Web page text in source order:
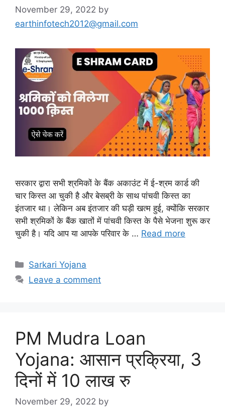
November 29, 2022 by
earthinfotech2012@gmail.com
सरकार द्वारा सभी श्रमिकों के बैंक अकाउंट में ई-श्रम कार्ड की
चार किस्त आ चुकी है और बेसब्री के साथ पांचवी किस्त का
इंतजार था। लेकिन अब इंतजार की घड़ी खत्म हुई, क्योंकि सरकार
सभी श्रमिकों के बैंक खातों में पांचवी किस्त के पैसे भेजना शुरू कर
चुकी है। यदि आप या आपके परिवार के … Read more
Categories
Sarkari Yojana
Leave a comment
PM Mudra Loan
Yojana: आसान प्रक्रिया, 3
दिनों में 10 लाख रु
November 29, 2022 by